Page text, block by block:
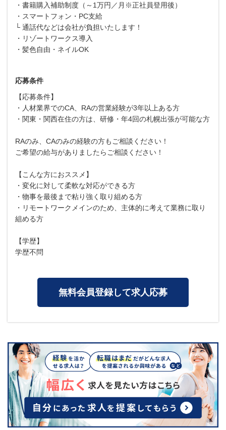
・書籍購入補助制度（～1万円／月※正社員登用後）
・スマートフォン・PC支給
└ 通話代などは会社が負担いたします！
・リゾートワークス導入
・髪色自由・ネイルOK
応募条件
【応募条件】
・人材業界でのCA、RAの営業経験が3年以上ある方
・関東・関西在住の方は、研修・年4回の札幌出張が可能な方
RAのみ、CAのみの経験の方もご相談ください！
ご希望の給与がありましたらご相談ください！
【こんな方におススメ】
・変化に対して柔軟な対応ができる方
・物事を最後まで粘り強く取り組める方
・リモートワークメインのため、主体的に考えて業務に取り
組める方
【学歴】
学歴不問
無料会員登録して求人応募